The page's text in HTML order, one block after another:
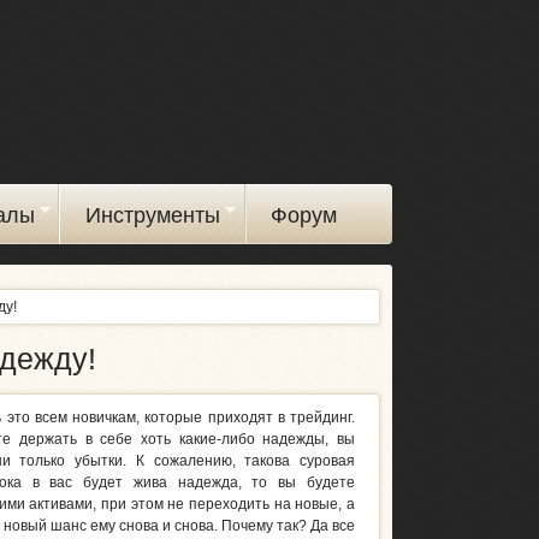
Инструменты Форум
это всем новичкам, которые приходят в трейдинг.
держать в себе хоть какие-либо надежды, вы
только убытки. К сожалению, такова суровая
в вас будет жива надежда, то вы будете
активами, при этом не переходить на новые, а
новый шанс ему снова и снова. Почему так? Да все